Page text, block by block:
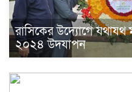
রাসিকের উদ্যোগে যথাযথ
২০২৪ উদযাপন